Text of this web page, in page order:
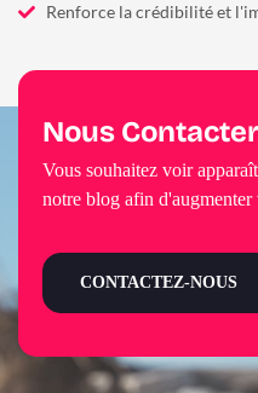
Renforce la crédibilité et
Nous Contacter
Vous souhaitez voir
notre blog afin
CONTACTEZ-NOUS